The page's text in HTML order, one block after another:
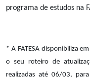
programa de estudos na
* A FATESA disponibiliza
o seu roteiro de
realizadas até 06/03,